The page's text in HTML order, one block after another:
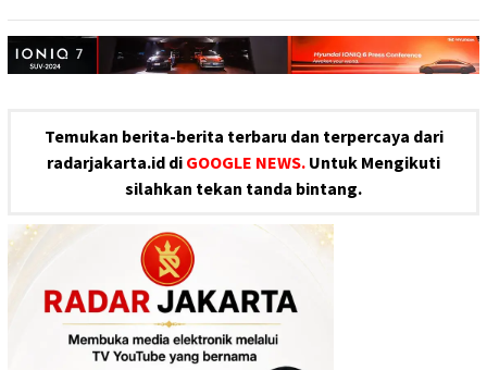
Temukan berita-berita terbaru dan terpercaya dari
radarjakarta.id di GOOGLE NEWS. Untuk Mengikuti
silahkan tekan tanda bintang.